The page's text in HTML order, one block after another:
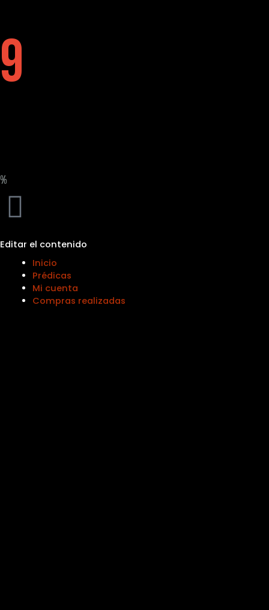
9
%
Editar el contenido
Inicio
Prédicas
Mi cuenta
Compras realizadas